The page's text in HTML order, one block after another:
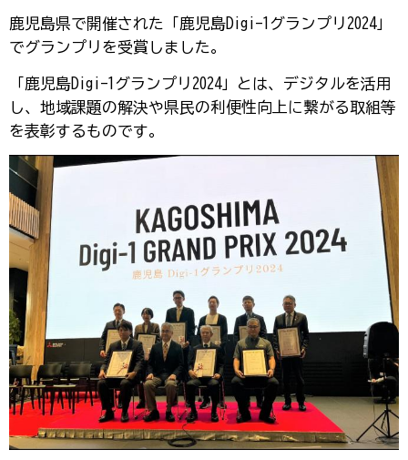
鹿児島県で開催された「鹿児島Digi-1グランプリ2024」
でグランプリを受賞しました。
「鹿児島Digi-1グランプリ2024」とは、デジタルを活用
し、地域課題の解決や県民の利便性向上に繋がる取組等
を表彰するものです。